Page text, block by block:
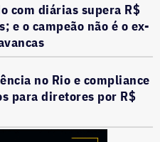
com diárias supera R$
e o campeão não é o ex-
no Rio e compliance
para diretores por R$